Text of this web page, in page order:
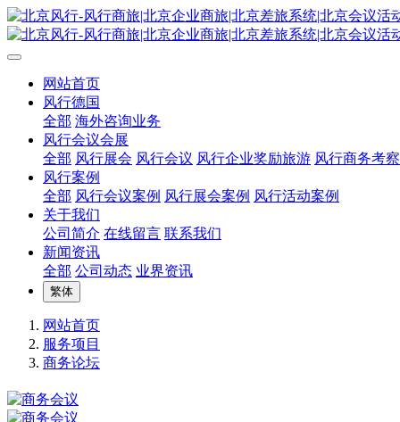
网站首页
风行德国
全部 海外咨询业务
风行会议会展
全部 风行展会 风行会议 风行企业奖励旅游 风行商务考察
风行案例
全部 风行会议案例 风行展会案例 风行活动案例
关于我们
公司简介 在线留言 联系我们
新闻资讯
全部 公司动态 业界资讯
繁体
网站首页
服务项目
商务论坛